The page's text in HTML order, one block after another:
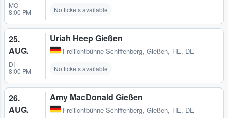
MO
8:00 PM
No tickets available
25.
AUG.
DI
8:00 PM
Uriah Heep Gießen
Freilichtbühne Schiffenberg, Gießen, HE, DE
No tickets available
26.
AUG.
Amy MacDonald Gießen
Freilichtbühne Schiffenberg, Gießen, HE, DE